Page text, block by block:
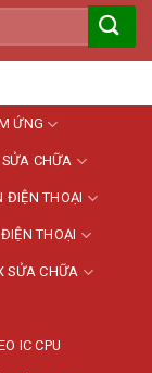
ỨNG
CHỮA
ĐIỆN THOẠI
THOẠI
SỬA CHỮA
IC CPU